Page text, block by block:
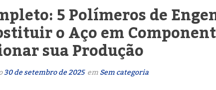
5 Polímeros de
o Aço em
sua Produção
30 de setembro de 2025 emSem categoria